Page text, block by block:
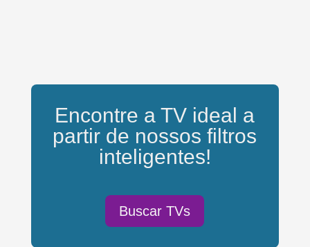
Encontre a TV ideal a
partir de nossos filtros
inteligentes!
Buscar TVs